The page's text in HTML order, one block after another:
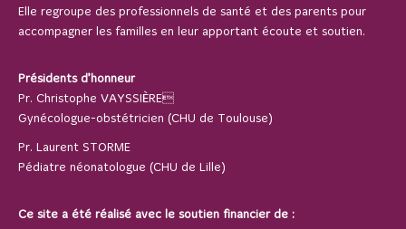
Elle regroupe des professionnels de santé et des parents pour
accompagner les familles en leur apportant écoute et soutien.
Présidents d’honneur
Pr. Christophe VAYSSIÈRE
Gynécologue-obstétricien (CHU de Toulouse)
Pr. Laurent STORME
Pédiatre néonatologue (CHU de Lille)
Ce site a été réalisé avec le soutien financier de :